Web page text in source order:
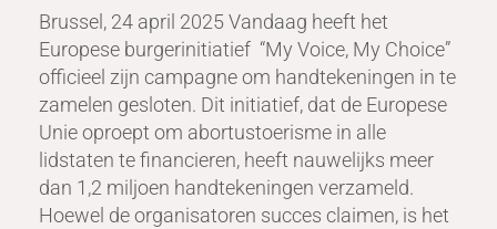
Brussel, 24 april 2025 Vandaag heeft het
Europese burgerinitiatief “My Voice, My Choice”
officieel zijn campagne om handtekeningen in te
zamelen gesloten. Dit initiatief, dat de Europese
Unie oproept om abortustoerisme in alle
lidstaten te financieren, heeft nauwelijks meer
dan 1,2 miljoen handtekeningen verzameld.
Hoewel de organisatoren succes claimen, is het